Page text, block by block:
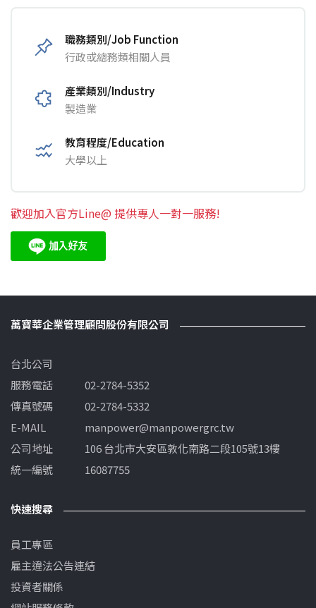
職務類別/Job Function
行政或總務類相關人員
產業類別/Industry
製造業
教育程度/Education
大學以上
歡迎加入官方Line@ 提供專人一對一服務!
萬寶華企業管理顧問股份有限公司
台北公司
服務電話
02-2784-5352
傳真號碼
02-2784-5332
E-MAIL
manpower@manpowergrc.tw
公司地址
106 台北市大安區敦化南路二段105號13樓
統一編號
16087755
快速搜尋
員工專區
雇主違法公告連結
投資者關係